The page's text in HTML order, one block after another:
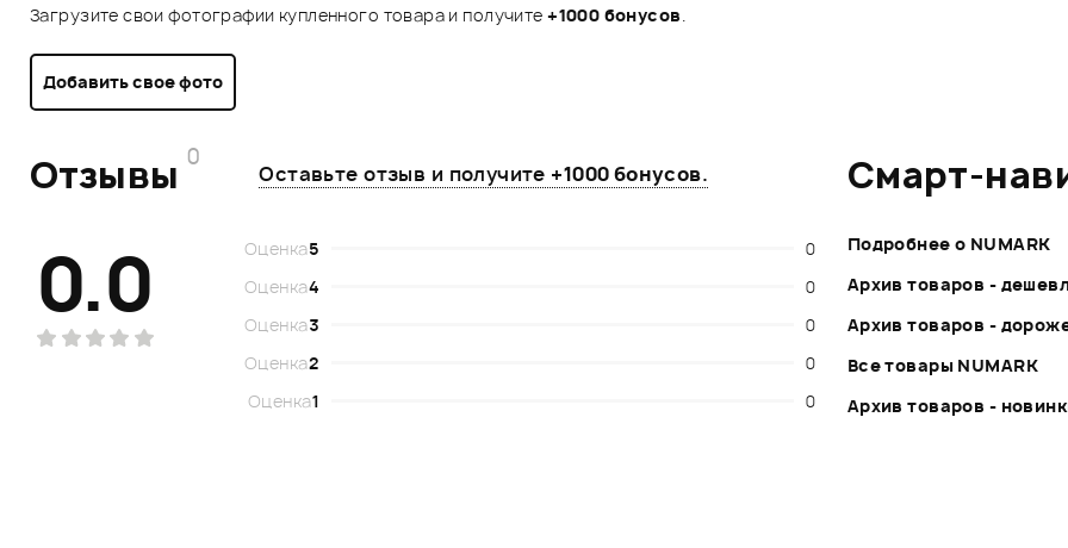
Загрузите свои фотографии купленного товара и получите+1000 бонусов.
Добавить свое фото
Отзывы 0
Оставьте отзыв и получите +1000 бонусов.
0.0 Оценка5
0
Оценка4
0
Оценка3
0
Оценка2
0
Оценка1 0
Смарт-
Подробнее о NUMARK
Архив товаров -
Архив товаров -
Все товары NUMARK
Архив товаров -